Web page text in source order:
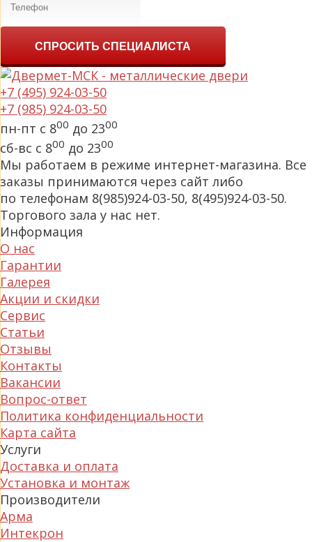
СПРОСИТЬ СПЕЦИАЛИСТА
+7 (495) 924-03-50
+7 (985) 924-03-50
пн-пт с 800 до 2300
сб-вс с 800 до 2300
Мы работаем в режиме интернет-магазина. Все
заказы принимаются через сайт либо
по телефонам 8(985)924-03-50, 8(495)924-03-50.
Торгового зала у нас нет.
Информация
О нас
Гарантии
Галерея
Акции и скидки
Сервис
Статьи
Отзывы
Контакты
Вакансии
Вопрос-ответ
Политика конфиденциальности
Карта сайта
Услуги
Доставка и оплата
Установка и монтаж
Производители
Арма
Интекрон